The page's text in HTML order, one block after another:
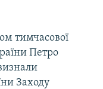
тимчасової
Петро
Заходу